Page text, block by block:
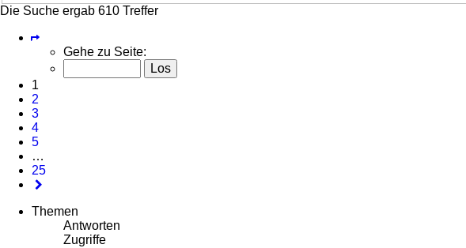
Die Suche ergab 610 Treffer
Seite
von
Gehe zu Seite:
1
2
3
4
5
…
25
Themen
Antworten
Zugriffe